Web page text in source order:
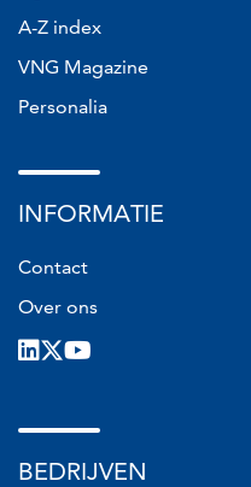
A-Z index
VNG Magazine
Personalia
INFORMATIE
Contact
Over ons
LinkedIn
X
BEDRIJVEN